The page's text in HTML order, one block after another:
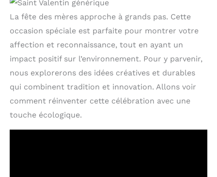
La fête des mères approche à grands pas. Cette
occasion spéciale est parfaite pour montrer votre
affection et reconnaissance, tout en ayant un
impact positif sur l’environnement. Pour y parvenir,
nous explorerons des idées créatives et durables
qui combinent tradition et innovation. Allons voir
comment réinventer cette célébration avec une
touche écologique.